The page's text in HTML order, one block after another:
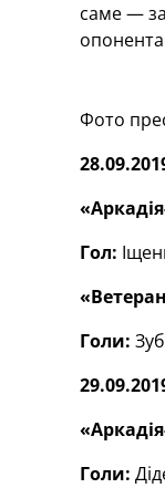
саме —
Фото
Гол:
Голи:
Голи: